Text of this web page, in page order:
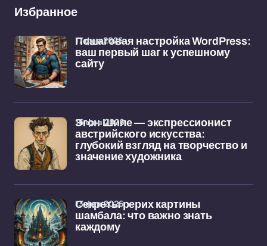
Избранное
Пошаговая настройка WordPress:
ваш первый шаг к успешному
сайту
17 фев 2026
Эгон Шиле — экспрессионист
австрийского искусства:
глубокий взгляд на творчество и
значение художника
16 фев 2026
Секреты рерих картины
шамбала: что важно знать
каждому
13 фев 2026